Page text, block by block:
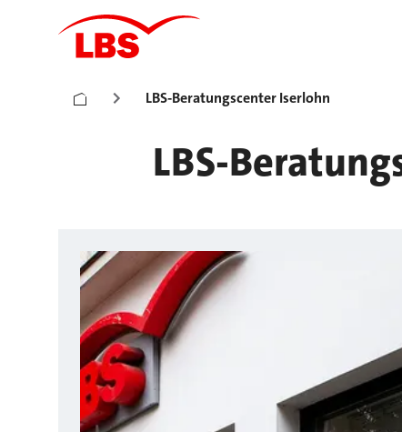
LBS-Beratungscenter Iserlohn
LBS-